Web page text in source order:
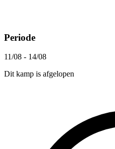
Periode
11/08 - 14/08
Dit kamp is afgelopen